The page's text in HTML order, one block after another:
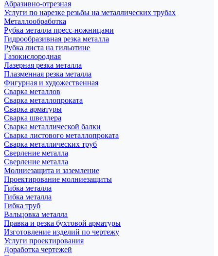
Абразивно-отрезная
Услуги по нарезке резьбы на металлических трубах
Металлообработка
Рубка металла пресс-ножницами
Гидрообразивная резка металла
Рубка листа на гильотине
Газокислородная
Лазерная резка металла
Плазменная резка металла
Фигурная и художественная
Сварка металлов
Сварка металлопроката
Сварка арматуры
Сварка швеллера
Сварка металлической балки
Сварка листового металлопроката
Сварка металлических труб
Сверление металла
Сверление металла
Молниезащита и заземление
Проектирование молниезащиты
Гибка металла
Гибка металла
Гибка труб
Вальцовка металла
Правка и резка бухтовой арматуры
Изготовление изделий по чертежу
Услуги проектирования
Доработка чертежей